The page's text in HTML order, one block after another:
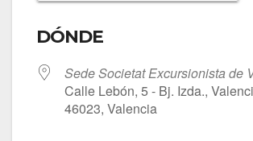
DÓNDE
Sede Societat Excursionista de
Calle Lebón, 5 - Bj. Izda.,
46023, Valencia